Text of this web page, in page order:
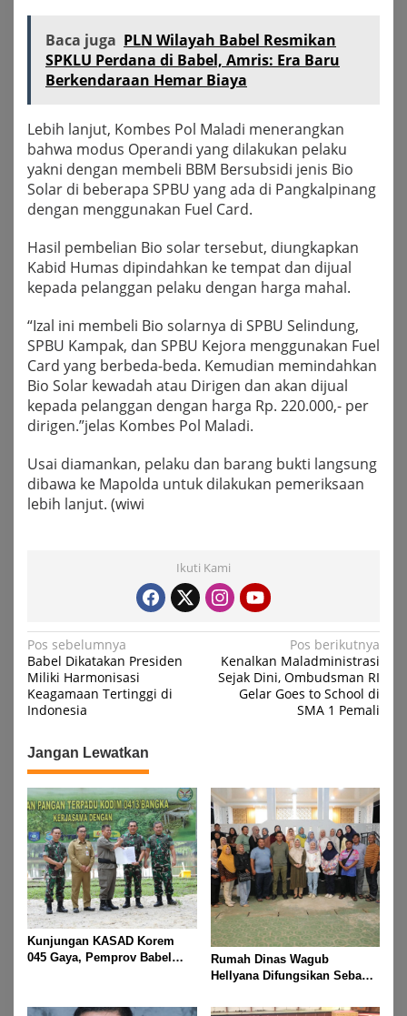
Baca juga PLN Wilayah Babel Resmikan
SPKLU Perdana di Babel, Amris: Era Baru
Berkendaraan Hemar Biaya
Lebih lanjut, Kombes Pol Maladi menerangkan
bahwa modus Operandi yang dilakukan pelaku
yakni dengan membeli BBM Bersubsidi jenis Bio
Solar di beberapa SPBU yang ada di Pangkalpinang
dengan menggunakan Fuel Card.
Hasil pembelian Bio solar tersebut, diungkapkan
Kabid Humas dipindahkan ke tempat dan dijual
kepada pelanggan pelaku dengan harga mahal.
“Izal ini membeli Bio solarnya di SPBU Selindung,
SPBU Kampak, dan SPBU Kejora menggunakan Fuel
Card yang berbeda-beda. Kemudian memindahkan
Bio Solar kewadah atau Dirigen dan akan dijual
kepada pelanggan dengan harga Rp. 220.000,- per
dirigen.”jelas Kombes Pol Maladi.
Usai diamankan, pelaku dan barang bukti langsung
dibawa ke Mapolda untuk dilakukan pemeriksaan
lebih lanjut. (wiwi
Ikuti Kami
Navigasi
pos
Pos sebelumnya
Babel Dikatakan Presiden
Miliki Harmonisasi
Keagamaan Tertinggi di
Indonesia
Pos berikutnya
Kenalkan Maladministrasi
Sejak Dini, Ombudsman RI
Gelar Goes to School di
SMA 1 Pemali
Jangan Lewatkan
Kunjungan KASAD Korem
045 Gaya, Pemprov Babel
Rumah Dinas Wagub
Hellyana Difungsikan Sebagai
Masyarakat Bangka Belitung